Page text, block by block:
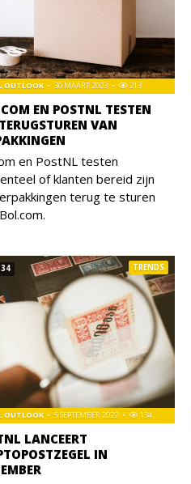
EN POSTNL TESTEN
VAN
OUTLOOK 30 MAART 2023 213
en PostNL testen
of klanten bereid zijn
terug te sturen
LANCEERT
IN
OUTLOOK 5 SEPTEMBER 2022 134
TRENDS